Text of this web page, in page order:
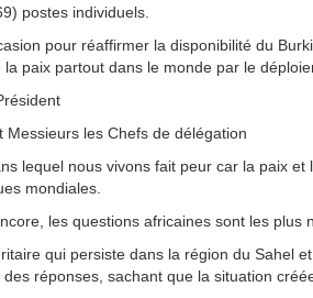
postes individuels.
pour réaffirmer la disponibilité du
la paix partout dans le monde par le
Messieurs les Chefs de délégation
lequel nous vivons fait peur car la paix
mondiales.
les questions africaines sont les plus
qui persiste dans la région du Sahel
réponses, sachant que la situation